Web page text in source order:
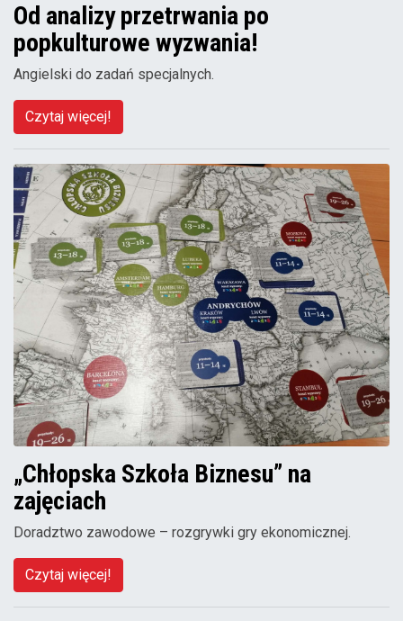
Od analizy przetrwania po
popkulturowe wyzwania!
Angielski do zadań specjalnych.
Czytaj więcej!
„Chłopska Szkoła Biznesu” na
zajęciach
Doradztwo zawodowe – rozgrywki gry ekonomicznej.
Czytaj więcej!